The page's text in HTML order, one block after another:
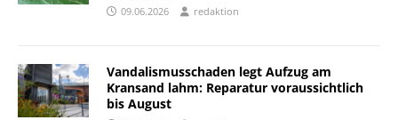
09.06.2026 redaktion
Vandalismusschaden legt Aufzug am
Kransand lahm: Reparatur voraussichtlich
bis August